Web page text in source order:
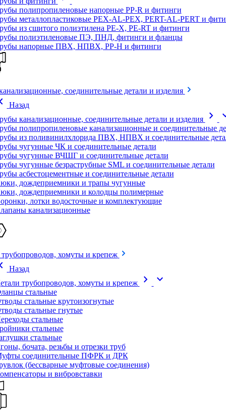
полипропиленовые напорные PP-R и фитинги
металлопластиковые PEX-AL-PEX, PERT-AL-PERT и
из сшитого полиэтилена PE-X, PE-RT и фитинги
полиэтиленовые ПЭ, ПНД, фитинги и фланцы
напорные ПВХ, НПВХ, PP-H и фитинги
соединительные детали и изделия
Назад
канализационные, соединительные детали и изделия
chevron_right
полипропиленовые канализационные и соединительные
из поливинилхлорида ПВХ, НПВХ и соединительные
чугунные ЧК и соединительные детали
чугунные ВЧШГ и соединительные детали
чугунные безраструбные SML и соединительные детали
асбестоцементные и соединительные детали
дождеприемники и трапы чугунные
дождеприемники и колодцы полимерные
лотки водосточные и комплектующие
канализационные
трубопроводов, хомуты и крепеж
Назад
трубопроводов, хомуты и крепеж
chevron_right expand_more
стальные
стальные крутоизогнутые
стальные гнутые
стальные
стальные
стальные
бочата, резьбы и отрезки труб
соединительные ПФРК и ДРК
(бессварные муфтовые соединения)
и вибровставки